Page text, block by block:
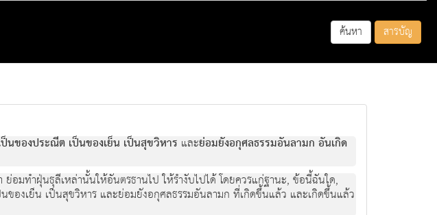
ค้นหา สารบัญ
นของประณีต เป็นของเย็น เป็นสุขวิหาร และย่อมยังอกุศลธรรมอันลามก อันเกิด
ทำฝุ่นธุลีเหล่านั้นให้อันตรธานไป ให้รำงับไปได้ โดยควรแก่ฐานะ, ข้อนี้ฉันใด,
งเย็น เป็นสุขวิหาร และย่อมยังอกุศลธรรมอันลามก ที่เกิดขึ้นแล้ว และเกิดขึ้นแล้ว